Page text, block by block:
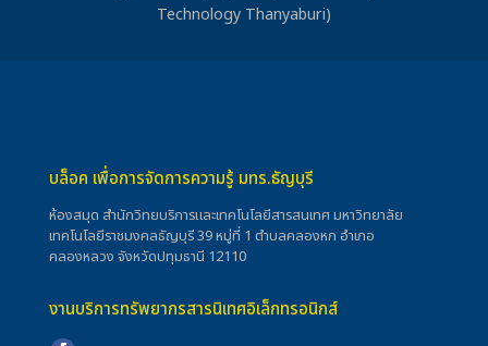
Technology Thanyaburi)
บล็อค เพื่อการจัดการความรู้ มทร.ธัญบุรี
ห้องสมุด สำนักวิทยบริการและเทคโนโลยีสารสนเทศ มหาวิทยาลัย
เทคโนโลยีราชมงคลธัญบุรี 39 หมู่ที่ 1 ตำบลคลองหก อำเภอ
คลองหลวง จังหวัดปทุมธานี 12110
งานบริการทรัพยากรสารนิเทศอิเล็กทรอนิกส์